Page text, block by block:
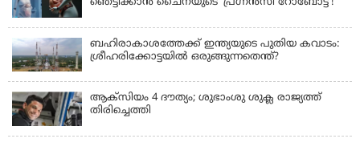
ബഹിരാകാശത്തേക്ക് ഇന്ത്യയുടെ പുതിയ കവാടം:
ശ്രീഹരിക്കോട്ടയിൽ ഒരുങ്ങുന്നതെന്ത്?
ആക്‌സിയം 4 ദൗത്യം; ശുഭാംശു ശുക്ല രാജ്യത്ത്
തിരിച്ചെത്തി